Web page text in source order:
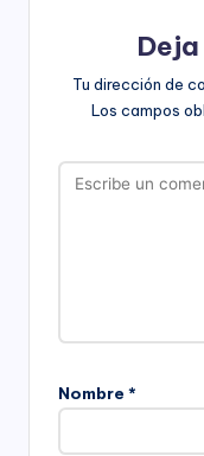
Tu dirección de
Los campos
Nombre *